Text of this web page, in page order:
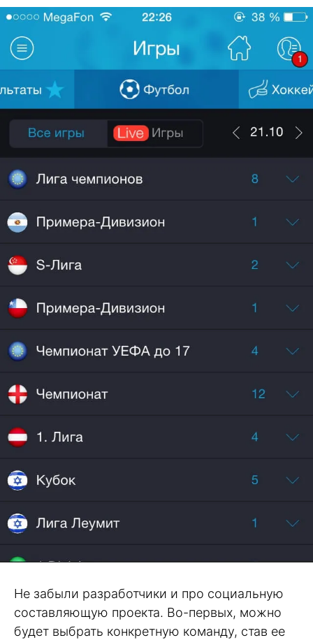
Не забыли разработчики и про социальную
составляющую проекта. Во-первых, можно
будет выбрать конкретную команду, став ее